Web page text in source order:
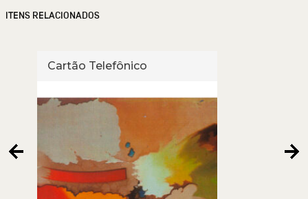
ITENS RELACIONADOS
Cartão Telefônico